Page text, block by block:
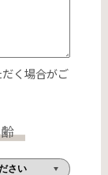
く場合がご